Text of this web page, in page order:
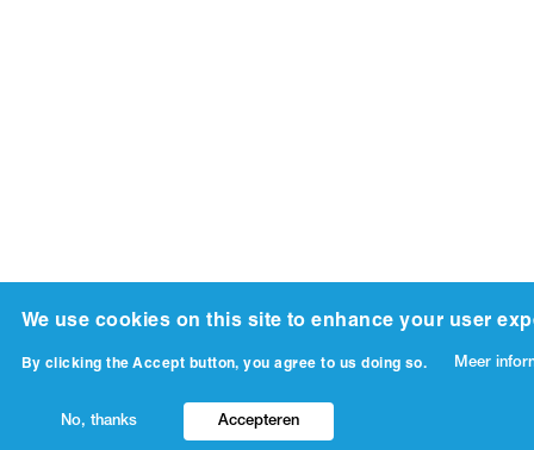
We use cookies on this site to enhance your user
By clicking the Accept button, you agree to us doing so. Meer
No, thanks Accepteren